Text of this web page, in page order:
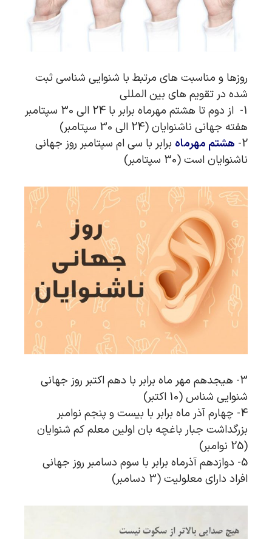
روزها و مناسبت های مرتبط با شنوایی شناسی ثبت
شده در تقویم های بین المللی
1- از دوم تا هشتم مهرماه برابر با 24 الی 30 سپتامبر
هفته جهانی ناشنوایان (24 الی 30 سپتامبر)
2- هشتم مهرماه برابر با سی ام سپتامبر روز جهانی
ناشنوایان است (30 سپتامبر)
3- هیجدهم مهر ماه برابر با دهم اکتبر روز جهانی
شنوایی شناس (10 اکتبر)
4- چهارم آذر ماه برابر با بیست و پنجم نوامبر
بزرگداشت جبار باغچه بان اولین معلم کم شنوایان
(25 نوامبر)
5- دوازدهم آذرماه برابر با سوم دسامبر روز جهانی
افراد دارای معلولیت (3 دسامبر)